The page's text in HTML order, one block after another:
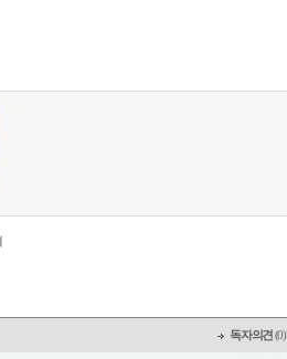
독자의견(0)